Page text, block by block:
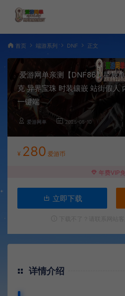
首页 端游系列 DNF 正文
爱游网单亲测【DNF86】星辰
克 异界宝珠 时装镶嵌 站街假人
一键端
爱游网单 2025-05-10
¥ 280 爱游币
年费VIP
立即下载
详情介绍